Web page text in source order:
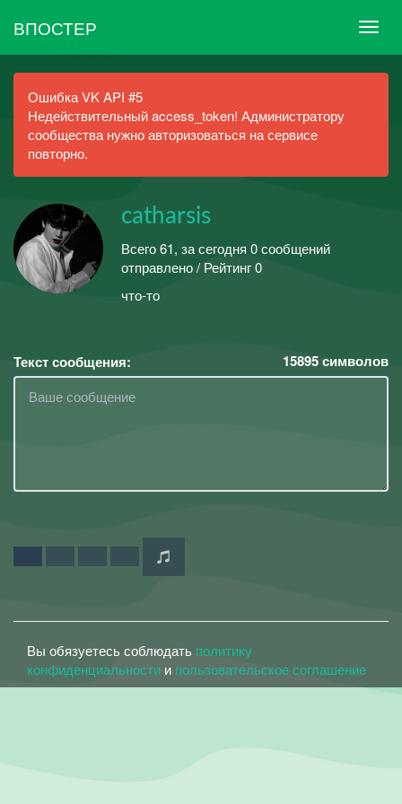
ВПОСТЕР
Ошибка VK API #5
Недействительный access_token! Администратору
сообщества нужно авторизоваться на сервисе
повторно.
catharsis
Всего 61, за сегодня 0 сообщений
отправлено / Рейтинг 0
что-то
Текст сообщения: 15895символов
Вы обязуетесь соблюдать политику
конфиденциальности и пользовательское соглашение